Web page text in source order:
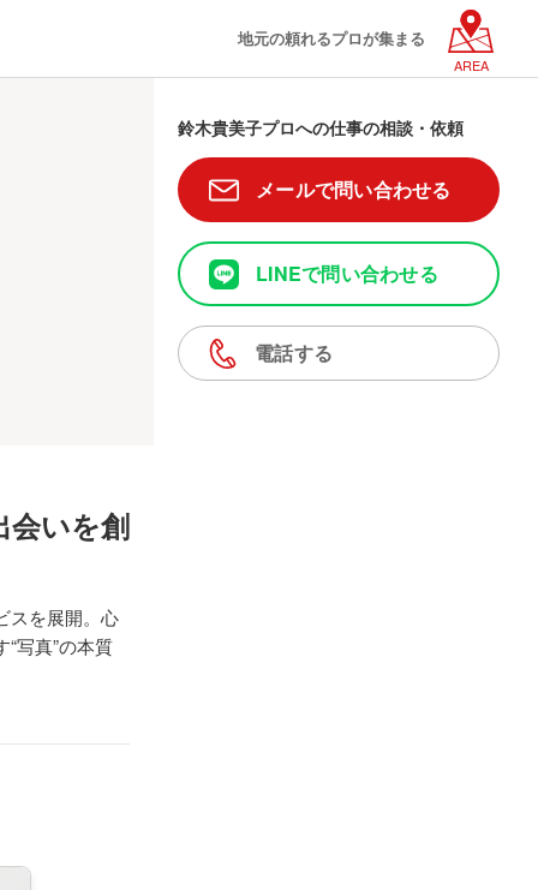
地元の頼れるプロが集まる
AREA
会いを創
スを展開。心
写真”の本質
鈴木貴美子プロへの仕事の相談・依頼
メールで問い合わせる
LINEで問い合わせる
電話する